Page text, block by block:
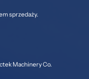
sprzedaży.
Machinery Co.